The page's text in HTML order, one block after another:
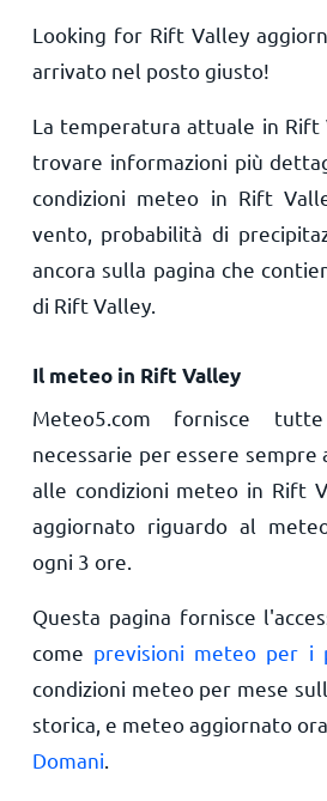
Looking for Rift Valley
arrivato nel posto giusto!
La temperatura attuale in Rift
trovare informazioni più
condizioni meteo in Rift
vento, probabilità di
ancora sulla pagina che
di Rift Valley.
Il meteo in Rift Valley
Meteo5.com fornisce
necessarie per essere
alle condizioni meteo in Rift
aggiornato riguardo al
ogni 3 ore.
Questa pagina fornisce
come previsioni meteo per i
condizioni meteo per mese
storica, e meteo aggiornato
Domani